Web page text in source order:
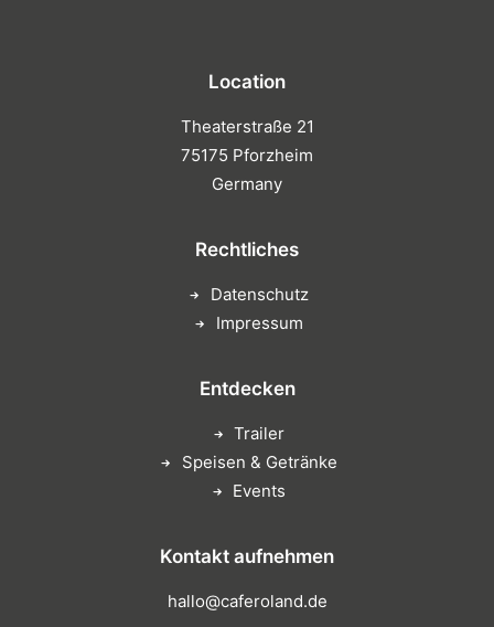
Location
Theaterstraße 21
75175 Pforzheim
Germany
Rechtliches
Datenschutz
Impressum
Entdecken
Trailer
Speisen & Getränke
Events
Kontakt aufnehmen
hallo@caferoland.de